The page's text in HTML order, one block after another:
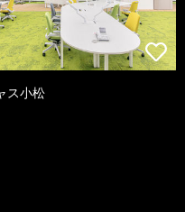
ス小松